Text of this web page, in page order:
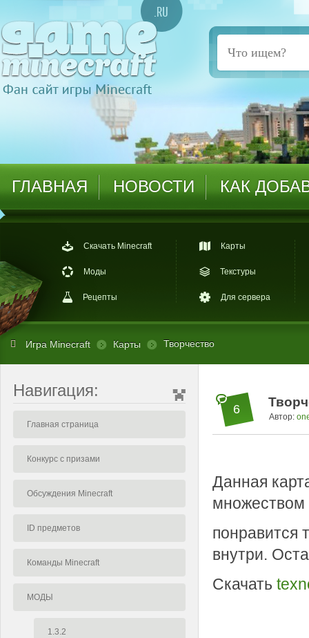
ГЛАВНАЯ НОВОСТИ КАК
Скачать Minecraft
Моды
Рецепты
Карты
Текстуры
Для сервера
Игра Minecraft Карты Творчество
Навигация:
Главная страница
Конкурс с призами
Обсуждения Minecraft
ID предметов
Команды Minecraft
МОДЫ
1.3.2
6
Автор:
Данная
понравится
внутри.
Скачать